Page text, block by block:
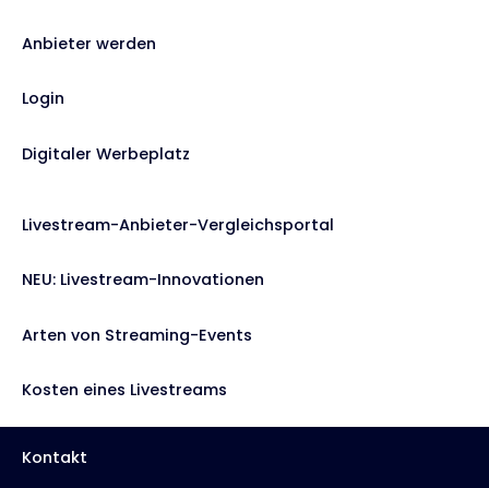
Anbieter werden
Login
Digitaler Werbeplatz
Livestream-Anbieter-Vergleichsportal
NEU: Livestream-Innovationen
Arten von Streaming-Events
Kosten eines Livestreams
Kontakt